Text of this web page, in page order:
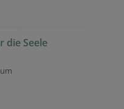
die Seele